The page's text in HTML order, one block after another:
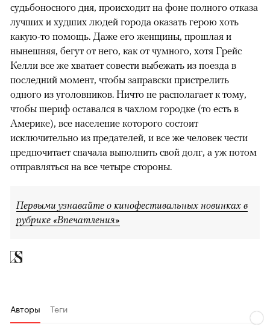
судьбоносного дня, происходит на фоне полного отказа
лучших и худших людей города оказать герою хоть
какую-то помощь. Даже его женщины, прошлая и
нынешняя, бегут от него, как от чумного, хотя Грейс
Келли все же хватает совести выбежать из поезда в
последний момент, чтобы заправски пристрелить
одного из уголовников. Ничто не располагает к тому,
чтобы шериф оставался в чахлом городке (то есть в
Америке), все население которого состоит
исключительно из предателей, и все же человек чести
предпочитает сначала выполнить свой долг, а уж потом
отправляться на все четыре стороны.
Первыми узнавайте о кинофестивальных новинках в
рубрике «Впечатления»
Авторы Теги